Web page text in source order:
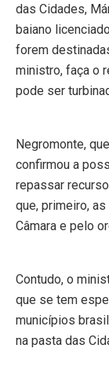
das Cidades,
baiano
forem
ministro, faça o
pode ser
Negromonte,
confirmou a
repassar
que, primeiro,
Câmara e pelo
Contudo, o
que se tem
municípios
na pasta das